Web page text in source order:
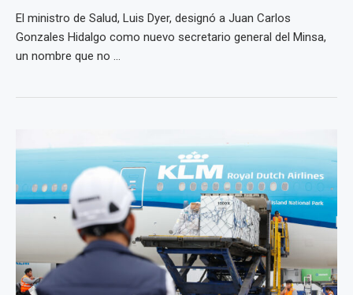
El ministro de Salud, Luis Dyer, designó a Juan Carlos
Gonzales Hidalgo como nuevo secretario general del Minsa,
un nombre que no ...